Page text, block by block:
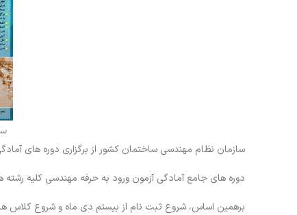
سازمان نظام مهندسی ساختمان کشور از برگزاری دوره های
دوره های جامع آمادگی آزمون ورود به حرفه مهندسی کلیه
برهمین اساس، شروع ثبت نام از بیستم دی ماه و شروع کلاس